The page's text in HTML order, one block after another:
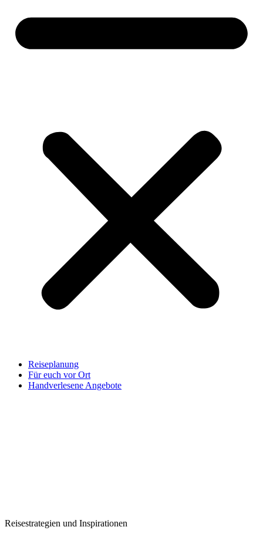
Reiseplanung
Für euch vor Ort
Handverlesene Angebote
Reisestrategien und Inspirationen